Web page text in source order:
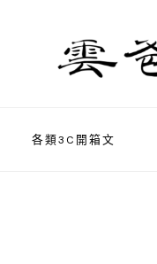
各類3C開箱文